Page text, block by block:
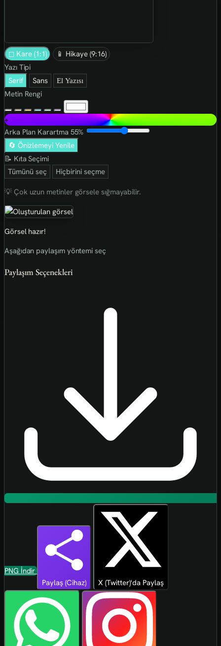
◻ Kare (1:1)
📱 Hikaye (9:16)
Yazı Tipi
Serif
Sans El Yazısı
Metin Rengi
+
Arka Plan Karartma 55%
🔄 Önizlemeyi Yenile
📝 Kıta Seçimi
Tümünü seç
Hiçbirini seçme
💡 Çok uzun metinler görsele sığmayabilir.
Görsel hazır!
Aşağıdan paylaşım yöntemi seç
Paylaşım Seçenekleri
PNG İndir
Paylaş (Cihaz)
X (Twitter)'da Paylaş